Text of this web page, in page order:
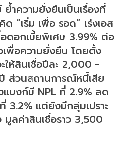
ำความยั่งยืนเป็นเรื่องที่
“เริ่ม เพื่อ รอด” เร่งเอส
ดอกเบี้ยพิเศษ 3.99% ต่อ
พื่อความยั่งยืน โดยตั้ง
ให้สินเชื่อปีละ 2,000 -
ส่วนสถานการณ์หนี้เสีย
บงก์มี NPL ที่ 2.9% ลด
3.2% แต่ยังมีกลุ่มเปราะ
ลค่าสินเชื่อราว 3,500